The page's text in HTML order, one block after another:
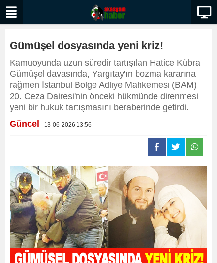
Gümüşel dosyasında yeni kriz!
Kamuoyunda uzun süredir tartışılan Hatice Kübra
Gümüşel davasında, Yargıtay'ın bozma kararına
rağmen İstanbul Bölge Adliye Mahkemesi (BAM)
20. Ceza Dairesi'nin önceki hükmünde direnmesi
yeni bir hukuk tartışmasını beraberinde getirdi.
Güncel - 13-06-2026 13:56